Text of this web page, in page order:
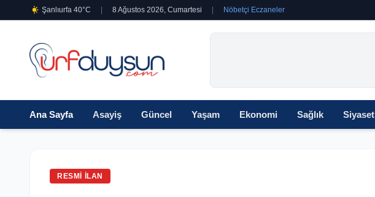
Şanlıurfa 40°C 8 Ağustos 2026, Cumartesi Nöbetçi Eczaneler
Ana Sayfa Asayiş Güncel Yaşam Ekonomi Sağlık Siyaset
RESMI İLAN